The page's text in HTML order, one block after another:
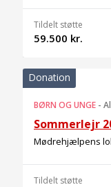
Tildelt støtte
59.500 kr.
Donation
BØRN OG UNGE -
Sommerlejr
Mødrehjælpens
Tildelt støtte